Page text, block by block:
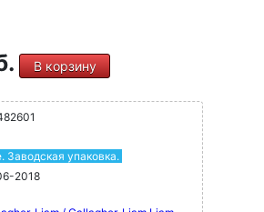
В корзину
Заводская упаковка.
2018